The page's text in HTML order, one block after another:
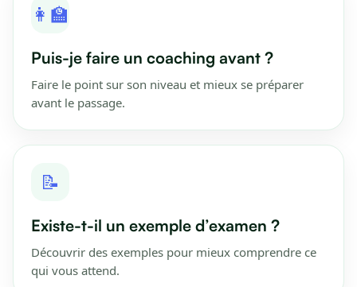
👩‍🏫
Puis-je faire un coaching avant ?
Faire le point sur son niveau et mieux se préparer
avant le passage.
📝
Existe-t-il un exemple d’examen ?
Découvrir des exemples pour mieux comprendre ce
qui vous attend.